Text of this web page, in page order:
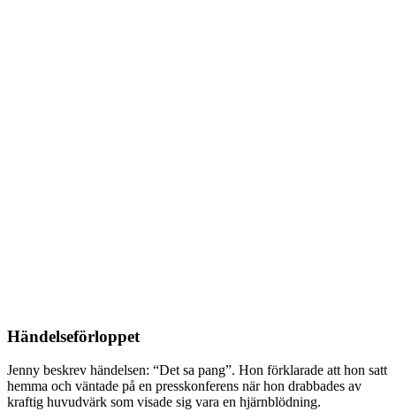
Händelseförloppet
Jenny beskrev händelsen: “Det sa pang”. Hon förklarade att hon satt
hemma och väntade på en presskonferens när hon drabbades av
kraftig huvudvärk som visade sig vara en hjärnblödning.